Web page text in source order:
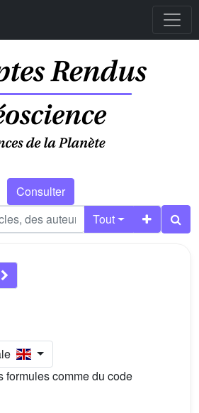
Consulter
Tout
formules comme du code